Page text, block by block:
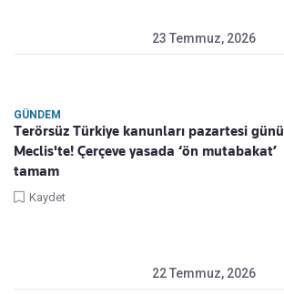
23 Temmuz, 2026
GÜNDEM
Terörsüz Türkiye kanunları pazartesi günü
Meclis'te! Çerçeve yasada ‘ön mutabakat’
tamam
Kaydet
22 Temmuz, 2026